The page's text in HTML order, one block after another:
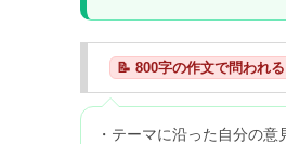
📝 800字の作文で問われ
・テーマに沿った自分の意